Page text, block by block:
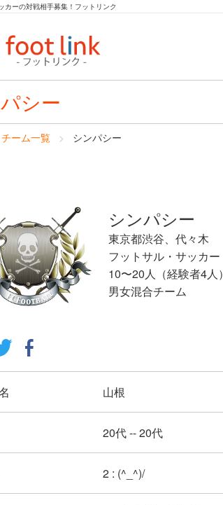
カーの対戦相手募集！フットリンク
シー
チーム一覧 シンパシー
シンパシー
東京都渋谷、代々木
フットサル・サッカー
10〜20人（経験者4人）
男女混合チーム
山根
20代 -- 20代
2 : (^_^)/